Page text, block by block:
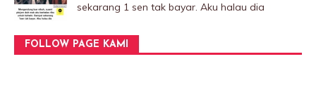
sekarang 1 sen tak bayar. Aku halau dia
FOLLOW PAGE KAMI